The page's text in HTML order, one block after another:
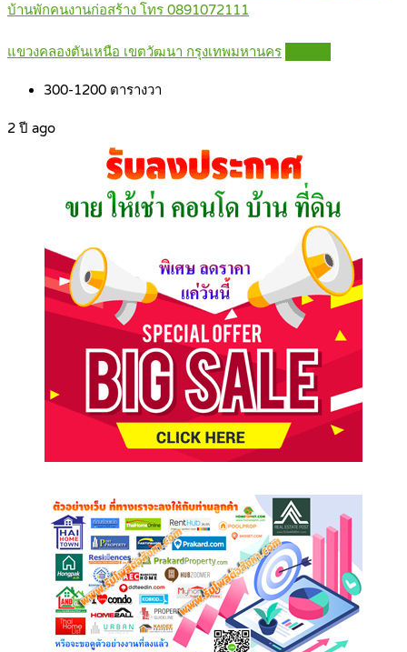
บ้านพักคนงานก่อสร้าง โทร 0891072111
แขวงคลองตันเหนือ เขตวัฒนา กรุงเทพมหานคร
300-1200 ตารางวา
2 ปี ago